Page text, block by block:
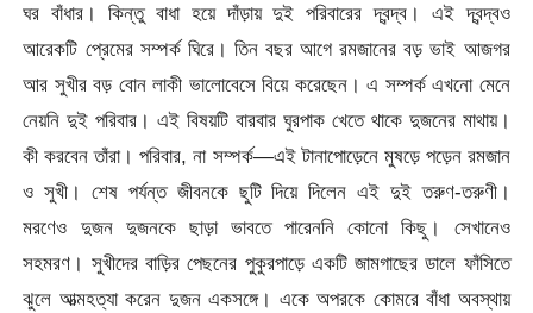
ঘর বাঁধার। কিন্তু বাধা হয়ে দাঁড়ায় দুই পরিবারের দ্বন্দ্ব। এই দ্বন্দ্বও
আরেকটি প্রেমের সম্পর্ক ঘিরে। তিন বছর আগে রমজানের বড় ভাই আজগর
আর সুখীর বড় বোন লাকী ভালোবেসে বিয়ে করেছেন। এ সম্পর্ক এখনো মেনে
নেয়নি দুই পরিবার। এই বিষয়টি বারবার ঘুরপাক খেতে থাকে দুজনের মাথায়।
কী করবেন তাঁরা। পরিবার, না সম্পর্ক—এই টানাপোড়েনে মুষড়ে পড়েন রমজান
ও সুখী। শেষ পর্যন্ত জীবনকে ছুটি দিয়ে দিলেন এই দুই তরুণ-তরুণী।
মরণেও দুজন দুজনকে ছাড়া ভাবতে পারেননি কোনো কিছু। সেখানেও
সহমরণ। সুখীদের বাড়ির পেছনের পুকুরপাড়ে একটি জামগাছের ডালে ফাঁসিতে
ঝুলে আত্মহত্যা করেন দুজন একসঙ্গে। একে অপরকে কোমরে বাঁধা অবস্থায়